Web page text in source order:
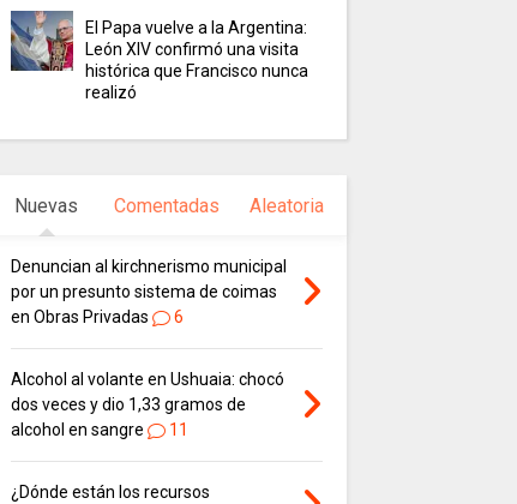
El Papa vuelve a la Argentina:
León XIV confirmó una visita
histórica que Francisco nunca
realizó
Nuevas Comentadas Aleatoria
Denuncian al kirchnerismo municipal
por un presunto sistema de coimas
en Obras Privadas
6
Alcohol al volante en Ushuaia: chocó
dos veces y dio 1,33 gramos de
alcohol en sangre
11
¿Dónde están los recursos